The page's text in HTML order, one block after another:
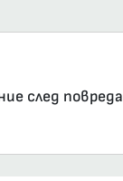
след повреда